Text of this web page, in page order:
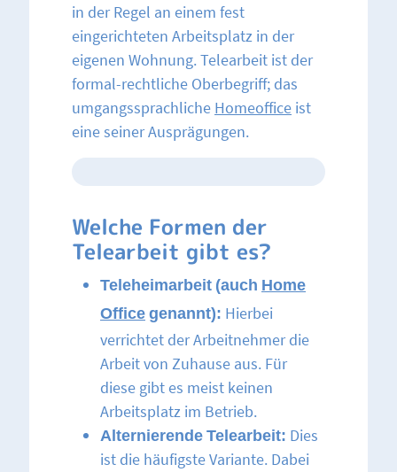
in der Regel an einem fest
eingerichteten Arbeitsplatz in der
eigenen Wohnung. Telearbeit ist der
formal-rechtliche Oberbegriff; das
umgangssprachliche Homeoffice ist
eine seiner Ausprägungen.
Welche Formen der
Telearbeit gibt es?
Teleheimarbeit (auch Home
Officegenannt): Hierbei
verrichtet der Arbeitnehmer die
Arbeit von Zuhause aus. Für
diese gibt es meist keinen
Arbeitsplatz im Betrieb.
Alternierende Telearbeit: Dies
ist die häufigste Variante. Dabei